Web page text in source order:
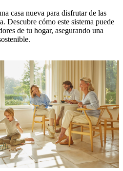
casa nueva para disfrutar de las
Descubre cómo este sistema puede
de tu hogar, asegurando una